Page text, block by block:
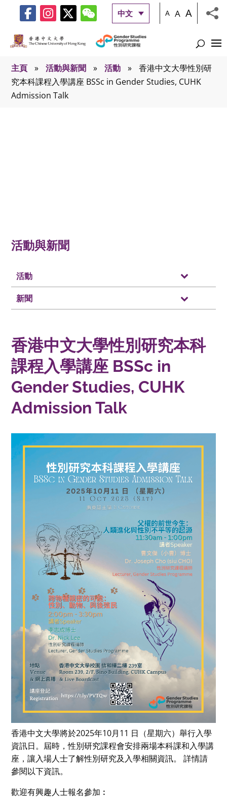
中文 A A A
主頁 » 活動與新聞 » 活動 »
香港中文大學性別研
究本科課程入學講座 BSSc in Gender Studies, CUHK
Admission Talk
活動與新聞
活動
新聞
香港中文大學性別研究本科
課程入學講座 BSSc in
Gender Studies, CUHK
Admission Talk
香港中文大學將於2025年10月11 日（星期六）舉行入學
資訊日。屆時，性別研究課程會安排兩場本科課和入學講
座，讓入場人士了解性別研究及入學相關資訊。 詳情請
參閱以下資訊。
歡迎有興趣人士報名參加︰